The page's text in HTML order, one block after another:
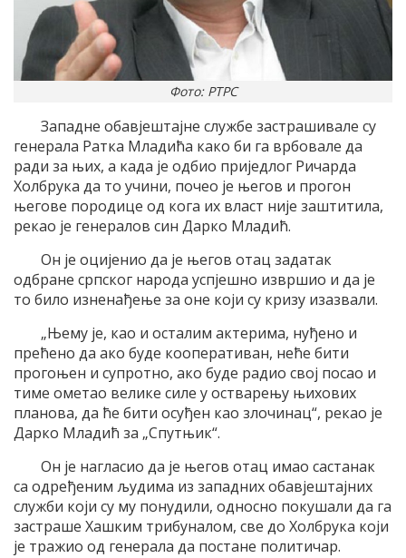
Фото: РТРС
Западне обавјештајне службе застрашивале су
генерала Ратка Младића како би га врбовале да
ради за њих, а када је одбио приједлог Ричарда
Холбрука да то учини, почео је његов и прогон
његове породице од кога их власт није заштитила,
рекао је генералов син Дарко Младић.
Он је оцијенио да је његов отац задатак
одбране српског народа успјешно извршио и да је
то било изненађење за оне који су кризу изазвали.
„Њему је, као и осталим актерима, нуђено и
прећено да ако буде кооперативан, неће бити
прогоњен и супротно, ако буде радио свој посао и
тиме ометао велике силе у остварењу њихових
планова, да ће бити осуђен као злочинац“, рекао је
Дарко Младић за „Спутњик“.
Он је нагласио да је његов отац имао састанак
са одређеним људима из западних обавјештајних
служби који су му понудили, односно покушали да га
застраше Хашким трибуналом, све до Холбрука који
је тражио од генерала да постане политичар.